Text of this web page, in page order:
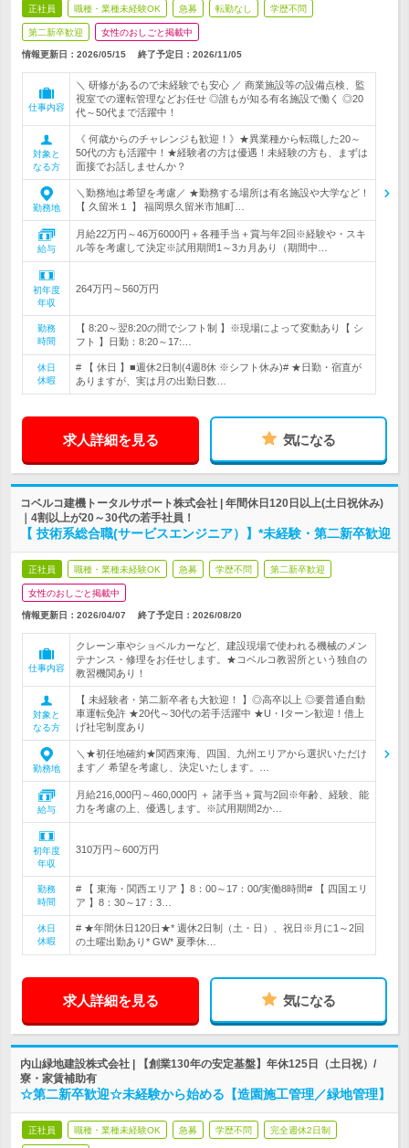
正社員 職種・業種未経験OK 急募 転勤なし 学歴不問
第二新卒歓迎 女性のおしごと掲載中
情報更新日：2026/05/15 終了予定日： 2026/11/05
仕事内容
＼ 研修があるので未経験でも安心 ／ 商業施設等の設備点検、監
視室での運転管理などお任せ ◎誰もが知る有名施設で働く ◎20
代～50代まで活躍中！
対象と
なる方
《 何歳からのチャレンジも歓迎！》★異業種から転職した20～
50代の方も活躍中！★経験者の方は優遇！未経験の方も、まずは
面接でお話しませんか？
勤務地
＼勤務地は希望を考慮／ ★勤務する場所は有名施設や大学など！
【 久留米１ 】 福岡県久留米市旭町…
給与
月給22万円～46万6000円＋各種手当＋賞与年2回※経験や・スキ
ル等を考慮して決定※試用期間1～3カ月あり（期間中…
初年度
年収
264万円～560万円
勤務
時間
【 8:20～翌8:20の間でシフト制 】※現場によって変動あり【 シ
フト 】日勤：8:20～17:…
休日
休暇
# 【 休日 】■週休2日制(4週8休 ※シフト休み)# ★日勤・宿直が
ありますが、実は月の出勤日数…
求人詳細を見る 気になる
コベルコ建機トータルサポート株式会社 | 年間休日120日以上(土日祝休み)
｜4割以上が20～30代の若手社員！
【 技術系総合職(サービスエンジニア）】*未経験・第二新卒歓迎
正社員 職種・業種未経験OK 急募 学歴不問 第二新卒歓迎
女性のおしごと掲載中
情報更新日：2026/04/07 終了予定日： 2026/08/20
仕事内容
クレーン車やショベルカーなど、建設現場で使われる機械のメン
テナンス・修理をお任せします。★コベルコ教習所という独自の
教習機関あり！
対象と
なる方
【 未経験者・第二新卒者も大歓迎！ 】◎高卒以上 ◎要普通自動
車運転免許 ★20代～30代の若手活躍中 ★U・Iターン歓迎！借上
げ社宅制度あり
勤務地
＼★初任地確約★関西東海、四国、九州エリアから選択いただけ
ます／ 希望を考慮し、決定いたします。…
給与
月給216,000円～460,000円 ＋ 諸手当＋賞与2回※年齢、経験、能
力を考慮の上、優遇します。※試用期間2か…
初年度
年収
310万円～600万円
勤務
時間
# 【 東海・関西エリア 】8：00～17：00/実働8時間# 【 四国エリ
ア 】8：30～17：3…
休日
休暇
# ★年間休日120日★* 週休2日制（土・日）、祝日※月に1～2回
の土曜出勤あり* GW* 夏季休…
求人詳細を見る 気になる
内山緑地建設株式会社 | 【創業130年の安定基盤】年休125日（土日祝）/
寮・家賃補助有
☆第二新卒歓迎☆未経験から始める【造園施工管理／緑地管理】
正社員 職種・業種未経験OK 急募 学歴不問 完全週休2日制